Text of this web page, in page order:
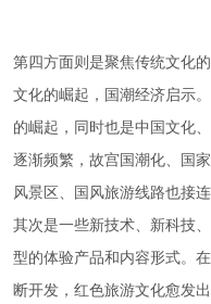
第四方面则是聚焦传统文化
文化的崛起，国潮经济启示
的崛起，同时也是中国文化
逐渐频繁，故宫国潮化、国
风景区、国风旅游线路也接
其次是一些新技术、新科技
型的体验产品和内容形式。
断开发，红色旅游文化愈发出